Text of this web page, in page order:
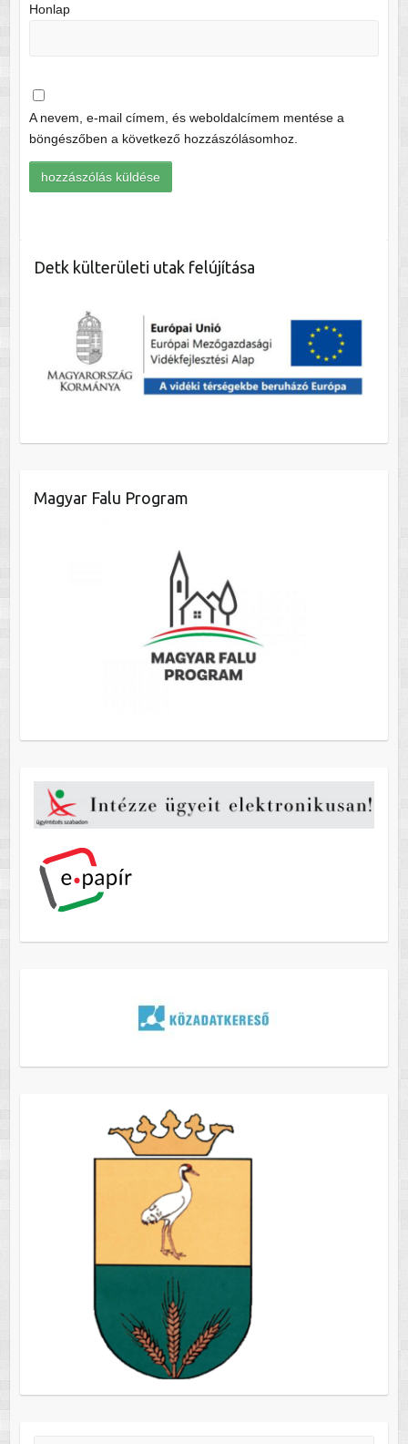
Honlap
A nevem, e-mail címem, és weboldalcímem mentése a
böngészőben a következő hozzászólásomhoz.
Detk külterületi utak felújítása
Magyar Falu Program